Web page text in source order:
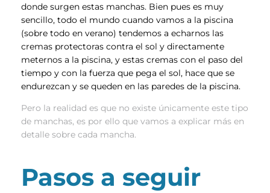
donde surgen estas manchas. Bien pues es muy
sencillo, todo el mundo cuando vamos a la piscina
(sobre todo en verano) tendemos a echarnos las
cremas protectoras contra el sol y directamente
meternos a la piscina, y estas cremas con el paso del
tiempo y con la fuerza que pega el sol, hace que se
endurezcan y se queden en las paredes de la piscina.
Pero la realidad es que no existe únicamente este tipo
de manchas, es por ello que vamos a explicar más en
detalle sobre cada mancha.
Pasos a seguir